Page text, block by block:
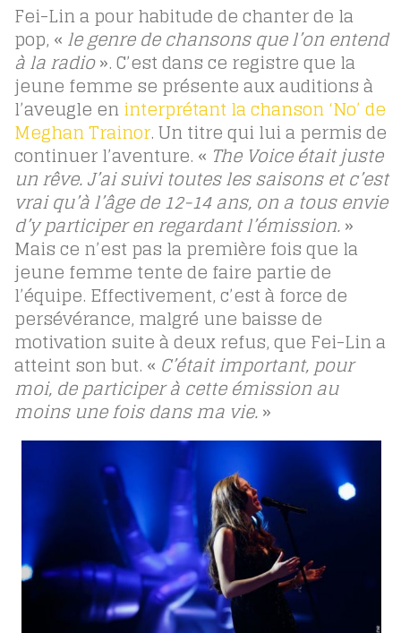
Fei-Lin a pour habitude de chanter de la
pop, « le genre de chansons que l’on entend
à la radio». C’est dans ce registre que la
jeune femme se présente aux auditions à
l’aveugle eninterprétant la chanson ‘No’ de
Meghan Trainor. Un titre qui lui a permis de
continuer l’aventure. « The Voice était juste
un rêve. J’ai suivi toutes les saisons et c’est
vrai qu’à l’âge de 12-14 ans, on a tous envie
d’y participer en regardant l’émission.»
Mais ce n’est pas la première fois que la
jeune femme tente de faire partie de
l’équipe. Effectivement, c’est à force de
persévérance, malgré une baisse de
motivation suite à deux refus, que Fei-Lin a
atteint son but. « C’était important, pour
moi, de participer à cette émission au
moins une fois dans ma vie.»